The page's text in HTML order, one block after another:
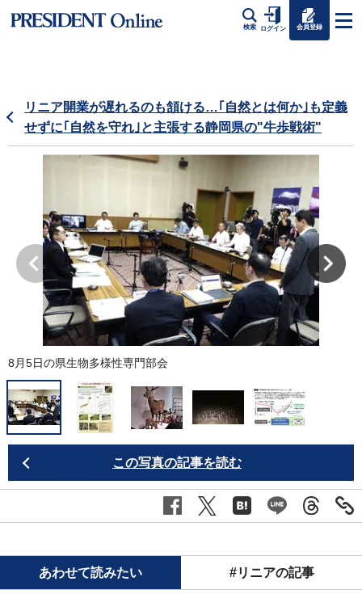
検索 ログイン 会員登録
リニア開業が遅れるのも頷ける…｢自然とは何か｣も定義
せずに｢自然を守れ｣と主張する静岡県の"牛歩戦術"
8月5日の県生物多様性専門部会
この写真の記事を読む
あわせて読みたい #リニアの記事